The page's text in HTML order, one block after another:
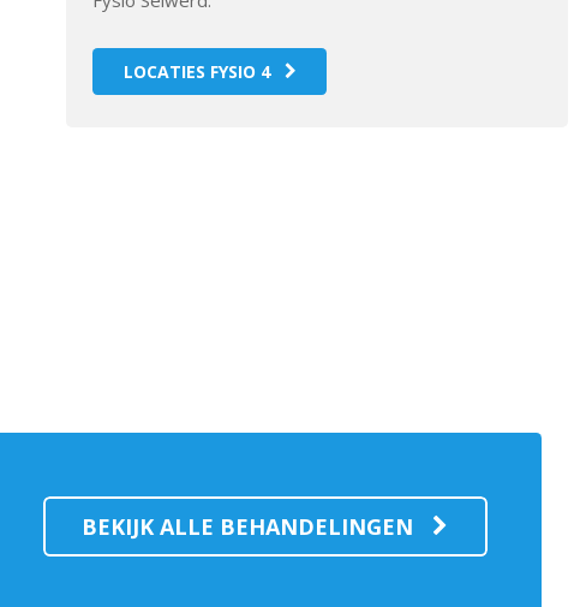
LOCATIES FYSIO 4
BEKIJK ALLE BEHANDELINGEN